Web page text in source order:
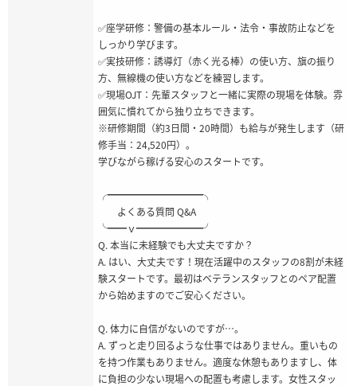
✅座学研修：警備の基本ルール・法令・事故防止などを
しっかり学びます。
✅実技研修：誘導灯（赤く光る棒）の使い方、旗の振り
方、無線機の使い方などを練習します。
✅現場OJT：先輩スタッフと一緒に実際の現場を体験。雰
囲気に慣れてから独り立ちできます。
※研修期間（約3日間・20時間）も給与が発生します（研
修手当：24,520円）。
学びながら稼げる安心のスタートです。
╭━━━━━━━━━━╮
よくある質問 Q&A
╰━━ｖ━━━━━━━╯
Q. 本当に未経験でも大丈夫ですか？
A. はい、大丈夫です！現在活躍中のスタッフの8割が未経
験スタートです。最初はベテランスタッフとのペア配置
から始めますのでご安心ください。
Q. 体力に自信がないのですが…。
A. ずっと走り回るような仕事ではありません。重いもの
を持つ作業もありません。適度な休憩もありますし、体
に負担の少ない現場への配置も考慮します。女性スタッ